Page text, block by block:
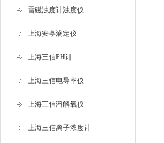
雷磁浊度计浊度仪
上海安亭滴定仪
上海三信PH计
上海三信电导率仪
上海三信溶解氧仪
上海三信离子浓度计